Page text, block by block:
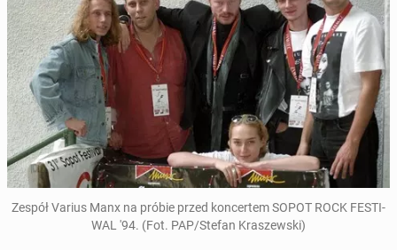
Zespół Varius Manx na próbie przed kon­cer­tem SOPOT ROCK FE­STI­
WAL '94. (Fot. PAP/Stefan Kra­szew­ski)